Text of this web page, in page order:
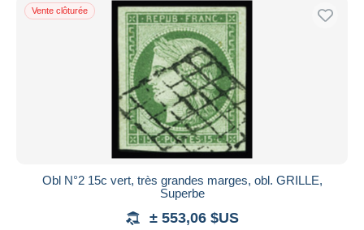
Vente clôturée
Obl N°2 15c vert, très grandes marges, obl. GRILLE,
Superbe
± 553,06 $US